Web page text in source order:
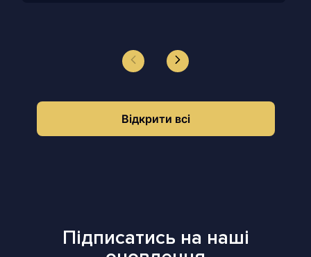
Відкрити всі
Підписатись на наші